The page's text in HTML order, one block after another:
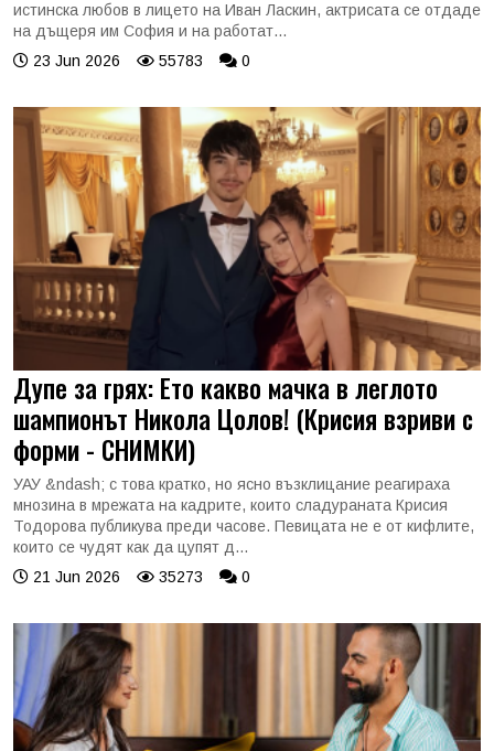
истинска любов в лицето на Иван Ласкин, актрисата се отдаде
на дъщеря им София и на работат...
23 Jun 2026
55783 0
Дупе за грях: Ето какво мачка в леглото
шампионът Никола Цолов! (Крисия взриви с
форми - СНИМКИ)
УАУ &ndash; с това кратко, но ясно възклицание реагираха
мнозина в мрежата на кадрите, които сладураната Крисия
Тодорова публикува преди часове. Певицата не е от кифлите,
които се чудят как да цупят д...
21 Jun 2026
35273 0